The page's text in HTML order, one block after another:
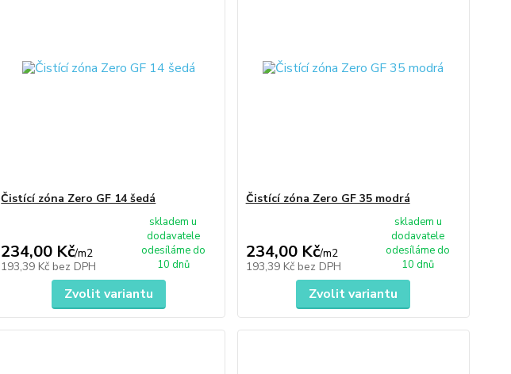
Čistící zóna Zero GF 14 šedá
234,00 Kč/m2
193,39 Kč bez DPH
skladem u
dodavatele
odesíláme do
10 dnů
Zvolit variantu
Čistící zóna Zero GF 35 modrá
234,00 Kč/m2
193,39 Kč bez DPH
skladem u
dodavatele
odesíláme do
10 dnů
Zvolit variantu